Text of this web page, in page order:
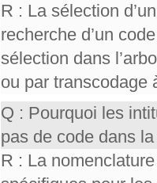
R : La sélection
recherche d’un
sélection dans
ou par transcodage
Q : Pourquoi les
pas de code dans
R : La